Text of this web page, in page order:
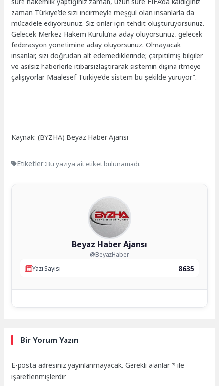
süre hakemlik yaptığınız zaman, uzun süre FIFA’da kaldığınız
zaman Türkiye’de sizi indirmeyle meşgul olan insanlarla da
mücadele ediyorsunuz. Siz onlar için tehdit oluşturuyorsunuz.
Gelecek Merkez Hakem Kurulu’na aday oluyorsunuz, gelecek
federasyon yönetimine aday oluyorsunuz. Olmayacak
insanlar, sizi doğrudan alt edemediklerinde; çarpıtılmış bilgiler
ve asılsız haberlerle itibarsızlaştırarak sistemin dışına itmeye
çalışıyorlar. Maalesef Türkiye’de sistem bu şekilde yürüyor”.
Kaynak: (BYZHA) Beyaz Haber Ajansı
Etiketler :Bu yazıya ait etiket bulunamadı.
Beyaz Haber Ajansı
@BeyazHaber
Yazı Sayısı
8635
Bir Yorum Yazın
E-posta adresiniz yayınlanmayacak. Gerekli alanlar* ile
işaretlenmişlerdir